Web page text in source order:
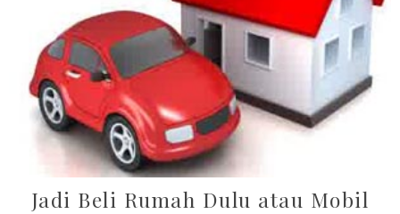
Jadi Beli Rumah Dulu atau Mobil